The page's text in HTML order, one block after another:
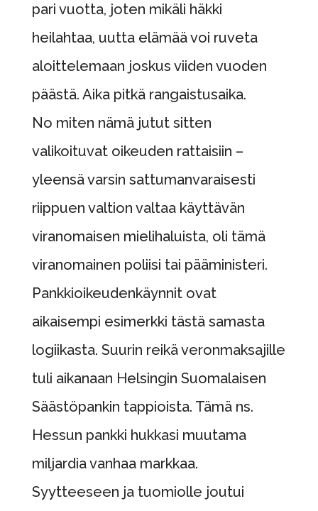
pari vuotta, joten mikäli häkki
heilahtaa, uutta elämää voi ruveta
aloittelemaan joskus viiden vuoden
päästä. Aika pitkä rangaistusaika.
No miten nämä jutut sitten
valikoituvat oikeuden rattaisiin –
yleensä varsin sattumanvaraisesti
riippuen valtion valtaa käyttävän
viranomaisen mielihaluista, oli tämä
viranomainen poliisi tai pääministeri.
Pankkioikeudenkäynnit ovat
aikaisempi esimerkki tästä samasta
logiikasta. Suurin reikä veronmaksajille
tuli aikanaan Helsingin Suomalaisen
Säästöpankin tappioista. Tämä ns.
Hessun pankki hukkasi muutama
miljardia vanhaa markkaa.
Syytteeseen ja tuomiolle joutui